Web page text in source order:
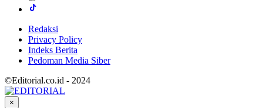
Redaksi
Privacy Policy
Indeks Berita
Pedoman Media Siber
©Editorial.co.id - 2024
×